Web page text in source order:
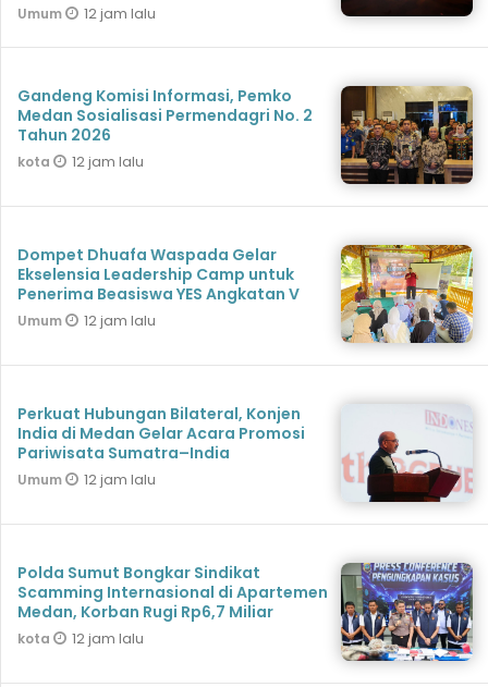
Umum 12 jam lalu
Gandeng Komisi Informasi, Pemko
Medan Sosialisasi Permendagri No. 2
Tahun 2026
kota 12 jam lalu
Dompet Dhuafa Waspada Gelar
Ekselensia Leadership Camp untuk
Penerima Beasiswa YES Angkatan V
Umum 12 jam lalu
Perkuat Hubungan Bilateral, Konjen
India di Medan Gelar Acara Promosi
Pariwisata Sumatra–India
Umum 12 jam lalu
Polda Sumut Bongkar Sindikat
Scamming Internasional di Apartemen
Medan, Korban Rugi Rp6,7 Miliar
kota 12 jam lalu